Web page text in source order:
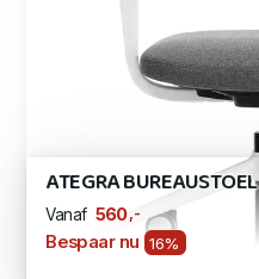
ATEGRA BUREAUSTOEL
Vanaf 560,-
Bespaar nu 16%